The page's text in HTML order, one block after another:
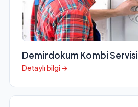
Demirdokum Kombi Servisi
Detaylı bilgi →